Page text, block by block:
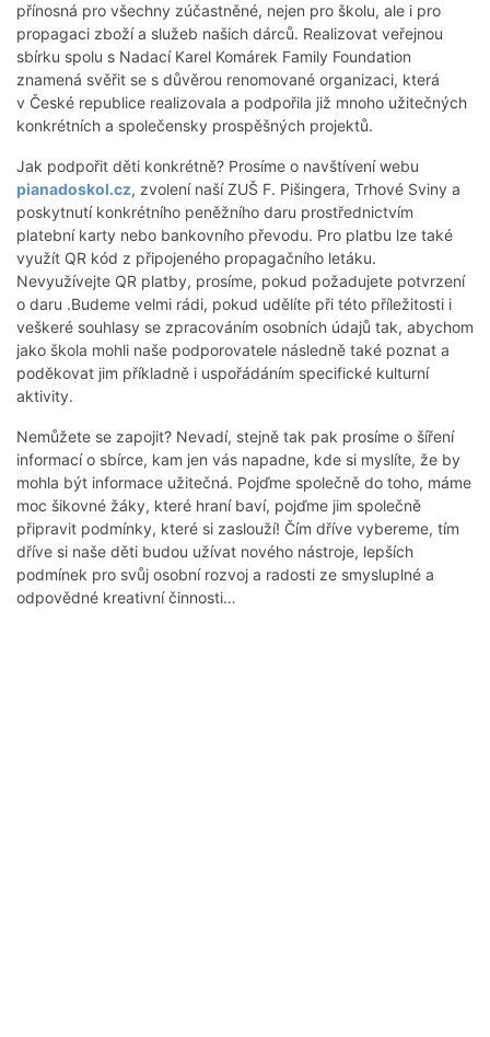
přínosná pro všechny zúčastněné, nejen pro školu, ale i pro
propagaci zboží a služeb našich dárců. Realizovat veřejnou
sbírku spolu s Nadací Karel Komárek Family Foundation
znamená svěřit se s důvěrou renomované organizaci, která
v České republice realizovala a podpořila již mnoho užitečných
konkrétních a společensky prospěšných projektů.
Jak podpořit děti konkrétně? Prosíme o navštívení webu
pianadoskol.cz, zvolení naší ZUŠ F. Pišingera, Trhové Sviny a
poskytnutí konkrétního peněžního daru prostřednictvím
platební karty nebo bankovního převodu. Pro platbu lze také
využít QR kód z připojeného propagačního letáku.
Nevyužívejte QR platby, prosíme, pokud požadujete potvrzení
o daru .Budeme velmi rádi, pokud udělíte při této příležitosti i
veškeré souhlasy se zpracováním osobních údajů tak, abychom
jako škola mohli naše podporovatele následně také poznat a
poděkovat jim příkladně i uspořádáním specifické kulturní
aktivity.
Nemůžete se zapojit? Nevadí, stejně tak pak prosíme o šíření
informací o sbírce, kam jen vás napadne, kde si myslíte, že by
mohla být informace užitečná. Pojďme společně do toho, máme
moc šikovné žáky, které hraní baví, pojďme jim společně
připravit podmínky, které si zaslouží! Čím dříve vybereme, tím
dříve si naše děti budou užívat nového nástroje, lepších
podmínek pro svůj osobní rozvoj a radosti ze smysluplné a
odpovědné kreativní činnosti…